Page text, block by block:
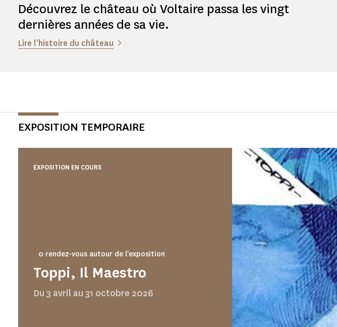
Découvrez le château où Voltaire passa les vingt
dernières années de sa vie.
Lire l'histoire du château
EXPOSITION TEMPORAIRE
Toppi, Il Maestro
0 rendez-vous autour de l'exposition
Du 3 avril au 31 octobre 2026
EXPOSITION EN COURS